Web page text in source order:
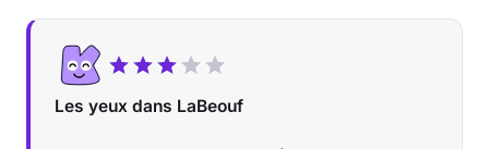
Livres
Jeux vidéo
Les yeux dans LaBeouf